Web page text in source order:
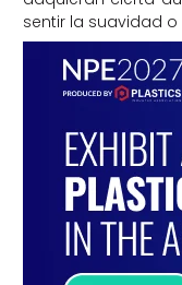
sentir la suavidad